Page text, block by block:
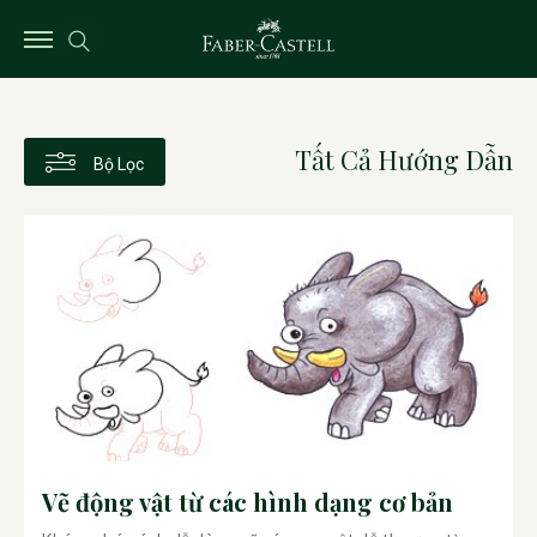
Tất Cả Hướng Dẫn
Bộ Lọc
Vẽ động vật từ các hình dạng cơ bản